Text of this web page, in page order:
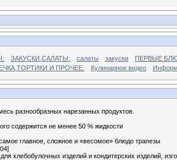
ЗАКУСКИ,САЛАТЫ: салаты закуски
ПЕРВЫЕ
И ПРОЧЕЕ: Кулинарное видео
разнообразных нарезанных продуктов.
содержится не менее 50 % жидкости
главное, сложное и «весомое» блюдо трапезы
хлебобулочных изделий и кондитерских изделий,